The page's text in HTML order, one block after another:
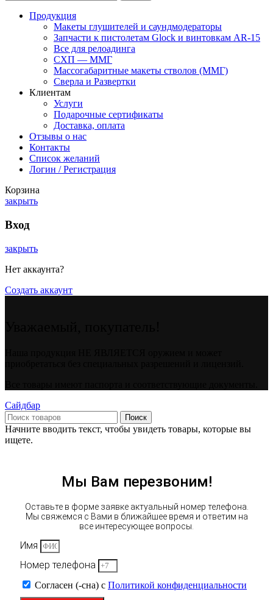
Продукция
Макеты глушителей и саундмодераторы
Запчасти к пистолетам Glock и винтовкам AR-15
Все для релоадинга
СХП — ММГ
Массогабаритные макеты стволов (ММГ)
Сверла и Развертки
Клиентам
Услуги
Подарочные сертификаты
Доставка, оплата
Отзывы о нас
Контакты
Список желаний
Логин / Регистрация
Корзина
закрыть
Вход
закрыть
Нет аккаунта?
Создать аккаунт
Сайдбар
Поиск
Начните вводить текст, чтобы увидеть товары, которые вы
ищете.
Мы Вам перезвоним!
Оставьте в форме заявке актуальный номер телефона.
Мы свяжемся с Вами в ближайшее время и ответим на
все интересующее вопросы.
Имя
Номер телефона
Согласен (-сна) с Политикой конфиденциальности